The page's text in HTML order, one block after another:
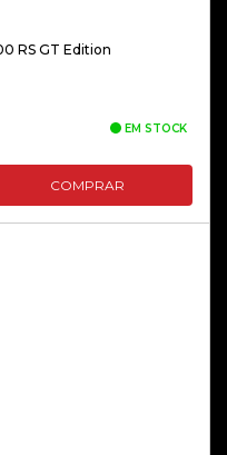
RS GT Edition
EM STOCK
COMPRAR